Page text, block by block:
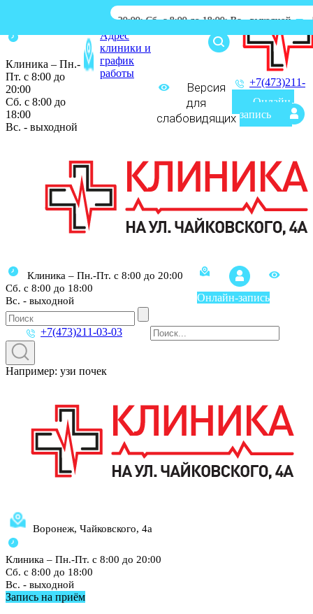
Пт. с 8:00 до 20:00; Сб. с 8:00 до 18:00; Вс.- выходной |
Клиника – Пн.-
Пт. с 8:00 до
20:00
Сб. с 8:00 до
18:00
Вс. - выходной
Адрес
клиники и
график
работы
Версия
для
слабовидящих
+7(473)211-
Онлайн-
запись
Клиника – Пн.-Пт. с 8:00 до 20:00
Сб. с 8:00 до 18:00
Вс. - выходной
Онлайн-запись
+7(473)211-03-03
Например: узи почек
Воронеж, Чайковского, 4а
Клиника – Пн.-Пт. с 8:00 до 20:00
Сб. с 8:00 до 18:00
Вс. - выходной
Запись на приём